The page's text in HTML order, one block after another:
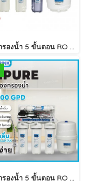
เครื่องกรองน้ำ 5 ขั้นตอน RO 75 GPD UNIPURE
เครื่องกรองน้ำ 5 ขั้นตอน RO 100 GPD UNIPURE